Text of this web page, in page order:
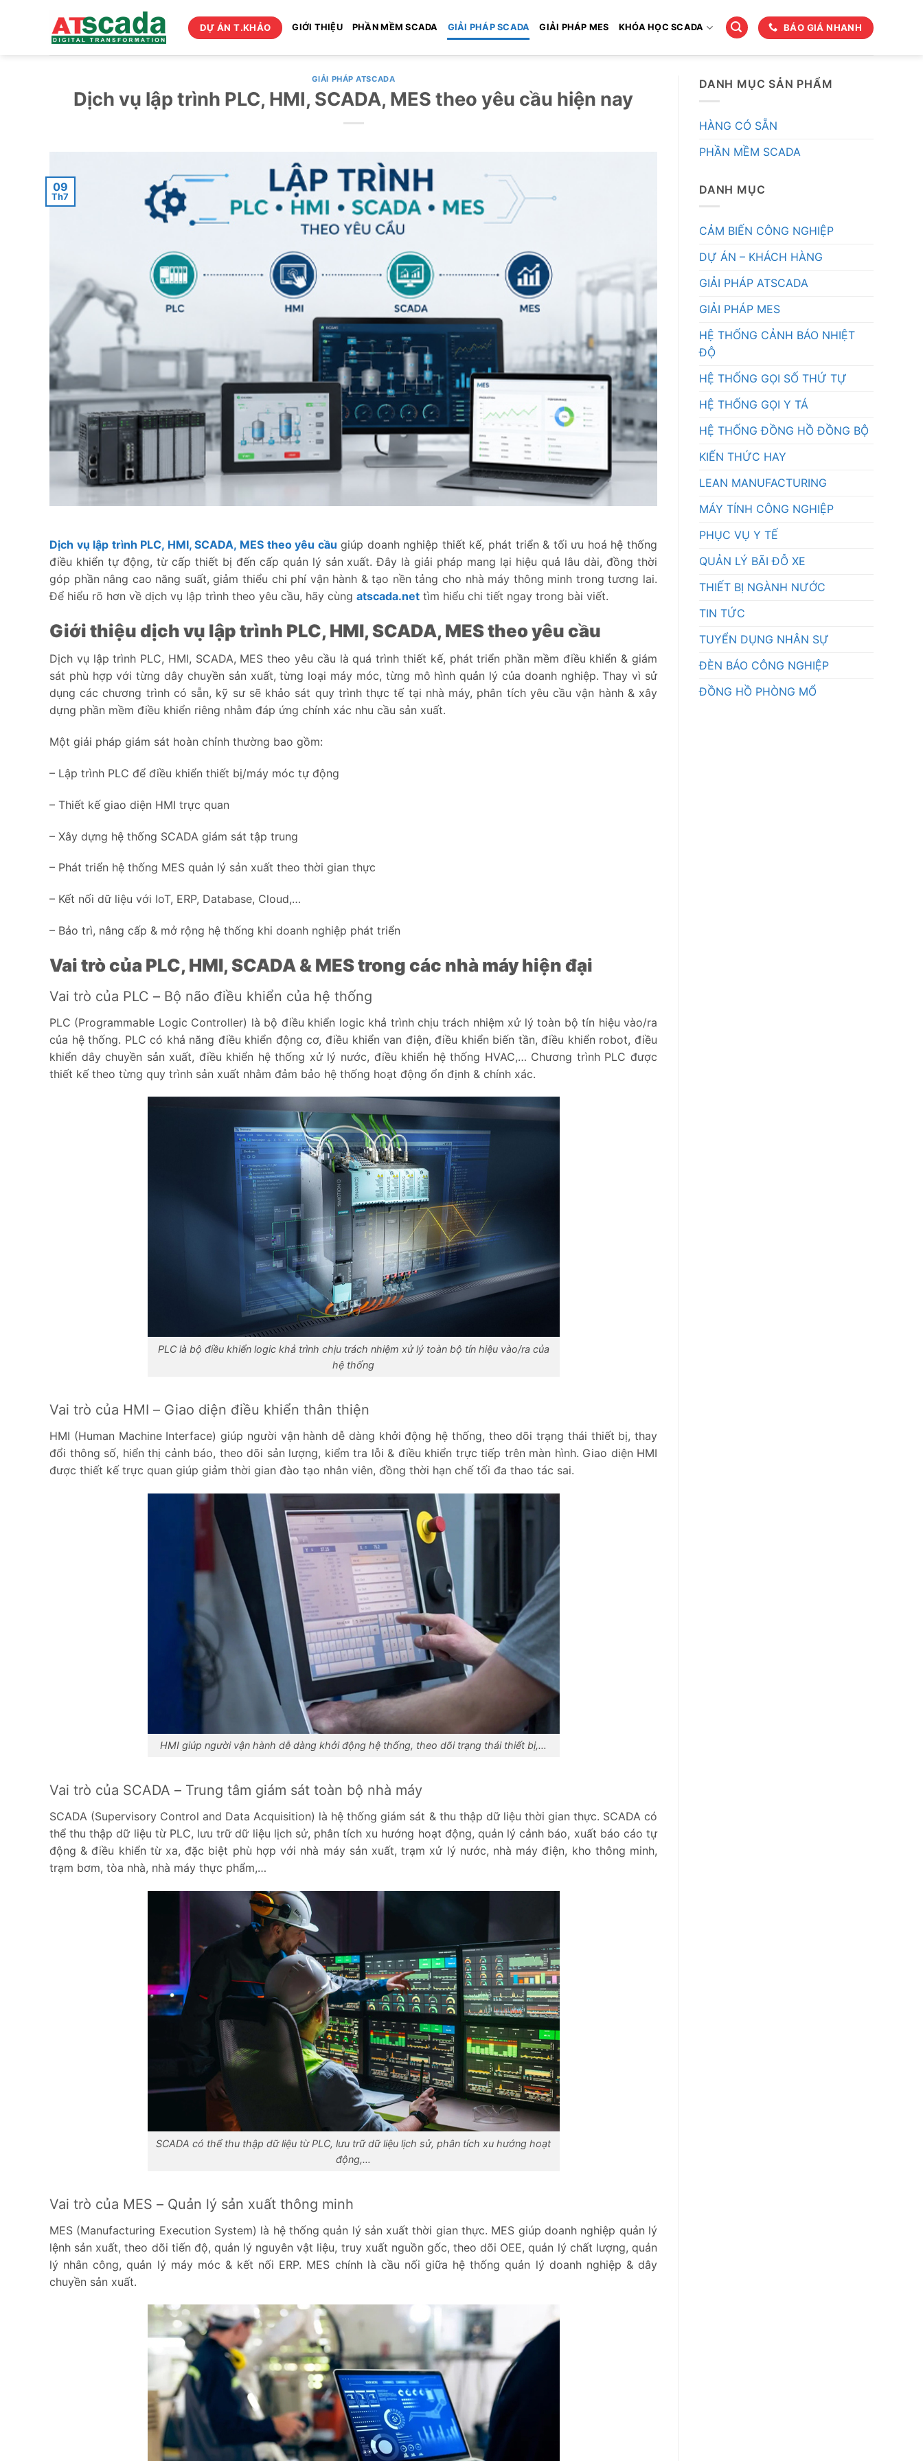
DỰ ÁN T.KHẢO GIỚI THIỆU PHẦN MỀM SCADA GIẢI PHÁP SCADA GIẢI PHÁP MES KHÓA HỌC SCADA BÁO GIÁ NHANH
GIẢI PHÁP ATSCADA
Dịch vụ lập trình PLC, HMI, SCADA, MES theo yêu cầu hiện nay
09
Th7
Dịch vụ lập trình PLC, HMI, SCADA, MES theo yêu cầu giúp doanh nghiệp thiết kế, phát triển & tối ưu hoá hệ thống
điều khiển tự động, từ cấp thiết bị đến cấp quản lý sản xuất. Đây là giải pháp mang lại hiệu quả lâu dài, đồng thời
góp phần nâng cao năng suất, giảm thiểu chi phí vận hành & tạo nền tảng cho nhà máy thông minh trong tương lai.
Để hiểu rõ hơn về dịch vụ lập trình theo yêu cầu, hãy cùng atscada.net tìm hiểu chi tiết ngay trong bài viết.
Giới thiệu dịch vụ lập trình PLC, HMI, SCADA, MES theo yêu cầu
Dịch vụ lập trình PLC, HMI, SCADA, MES theo yêu cầu là quá trình thiết kế, phát triển phần mềm điều khiển & giám
sát phù hợp với từng dây chuyền sản xuất, từng loại máy móc, từng mô hình quản lý của doanh nghiệp. Thay vì sử
dụng các chương trình có sẵn, kỹ sư sẽ khảo sát quy trình thực tế tại nhà máy, phân tích yêu cầu vận hành & xây
dựng phần mềm điều khiển riêng nhằm đáp ứng chính xác nhu cầu sản xuất.
Một giải pháp giám sát hoàn chỉnh thường bao gồm:
– Lập trình PLC để điều khiển thiết bị/máy móc tự động
– Thiết kế giao diện HMI trực quan
– Xây dựng hệ thống SCADA giám sát tập trung
– Phát triển hệ thống MES quản lý sản xuất theo thời gian thực
– Kết nối dữ liệu với IoT, ERP, Database, Cloud,…
– Bảo trì, nâng cấp & mở rộng hệ thống khi doanh nghiệp phát triển
Vai trò của PLC, HMI, SCADA & MES trong các nhà máy hiện đại
Vai trò của PLC – Bộ não điều khiển của hệ thống
PLC (Programmable Logic Controller) là bộ điều khiển logic khả trình chịu trách nhiệm xử lý toàn bộ tín hiệu vào/ra
của hệ thống. PLC có khả năng điều khiển động cơ, điều khiển van điện, điều khiển biến tần, điều khiển robot, điều
khiển dây chuyền sản xuất, điều khiển hệ thống xử lý nước, điều khiển hệ thống HVAC,… Chương trình PLC được
thiết kế theo từng quy trình sản xuất nhằm đảm bảo hệ thống hoạt động ổn định & chính xác.
PLC là bộ điều khiển logic khả trình chịu trách nhiệm xử lý toàn bộ tín hiệu vào/ra của
hệ thống
Vai trò của HMI – Giao diện điều khiển thân thiện
HMI (Human Machine Interface) giúp người vận hành dễ dàng khởi động hệ thống, theo dõi trạng thái thiết bị, thay
đổi thông số, hiển thị cảnh báo, theo dõi sản lượng, kiểm tra lỗi & điều khiển trực tiếp trên màn hình. Giao diện HMI
được thiết kế trực quan giúp giảm thời gian đào tạo nhân viên, đồng thời hạn chế tối đa thao tác sai.
HMI giúp người vận hành dễ dàng khởi động hệ thống, theo dõi trạng thái thiết bị,…
Vai trò của SCADA – Trung tâm giám sát toàn bộ nhà máy
SCADA (Supervisory Control and Data Acquisition) là hệ thống giám sát & thu thập dữ liệu thời gian thực. SCADA có
thể thu thập dữ liệu từ PLC, lưu trữ dữ liệu lịch sử, phân tích xu hướng hoạt động, quản lý cảnh báo, xuất báo cáo tự
động & điều khiển từ xa, đặc biệt phù hợp với nhà máy sản xuất, trạm xử lý nước, nhà máy điện, kho thông minh,
trạm bơm, tòa nhà, nhà máy thực phẩm,…
SCADA có thể thu thập dữ liệu từ PLC, lưu trữ dữ liệu lịch sử, phân tích xu hướng hoạt
động,…
Vai trò của MES – Quản lý sản xuất thông minh
MES (Manufacturing Execution System) là hệ thống quản lý sản xuất thời gian thực. MES giúp doanh nghiệp quản lý
lệnh sản xuất, theo dõi tiến độ, quản lý nguyên vật liệu, truy xuất nguồn gốc, theo dõi OEE, quản lý chất lượng, quản
lý nhân công, quản lý máy móc & kết nối ERP. MES chính là cầu nối giữa hệ thống quản lý doanh nghiệp & dây
chuyền sản xuất.
DANH MỤC SẢN PHẨM
HÀNG CÓ SẴN
PHẦN MỀM SCADA
DANH MỤC
CẢM BIẾN CÔNG NGHIỆP
DỰ ÁN – KHÁCH HÀNG
GIẢI PHÁP ATSCADA
GIẢI PHÁP MES
HỆ THỐNG CẢNH BÁO NHIỆT
ĐỘ
HỆ THỐNG GỌI SỐ THỨ TỰ
HỆ THỐNG GỌI Y TÁ
HỆ THỐNG ĐỒNG HỒ ĐỒNG BỘ
KIẾN THỨC HAY
LEAN MANUFACTURING
MÁY TÍNH CÔNG NGHIỆP
PHỤC VỤ Y TẾ
QUẢN LÝ BÃI ĐỖ XE
THIẾT BỊ NGÀNH NƯỚC
TIN TỨC
TUYỂN DỤNG NHÂN SỰ
ĐÈN BÁO CÔNG NGHIỆP
ĐỒNG HỒ PHÒNG MỔ